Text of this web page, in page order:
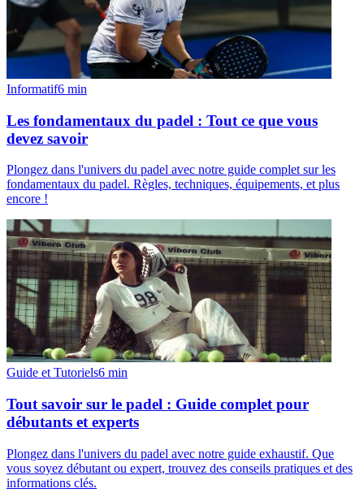
Informatif6 min
Les fondamentaux du padel : Tout ce que vous
devez savoir
Plongez dans l'univers du padel avec notre guide complet sur les
fondamentaux du padel. Règles, techniques, équipements, et plus
encore !
Guide et Tutoriels6 min
Tout savoir sur le padel : Guide complet pour
débutants et experts
Plongez dans l'univers du padel avec notre guide exhaustif. Que
vous soyez débutant ou expert, trouvez des conseils pratiques et des
informations clés.